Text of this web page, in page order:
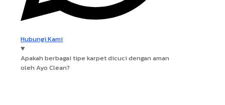
Hubungi Kami
Apakah berbagai tipe karpet dicuci dengan aman
oleh Ayo Clean?